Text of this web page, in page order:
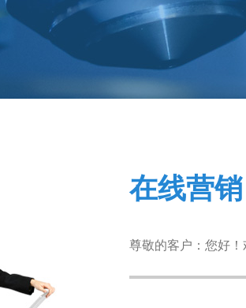
在线营
尊敬的客户：您好